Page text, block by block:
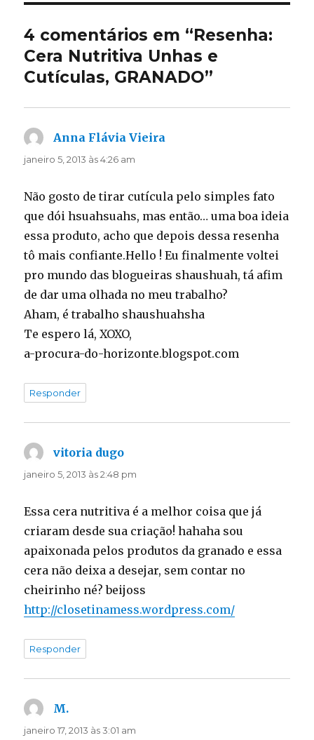
4 comentários em “Resenha:
Cera Nutritiva Unhas e
Cutículas, GRANADO”
Anna Flávia Vieira
janeiro 5, 2013 às 4:26 am
Não gosto de tirar cutícula pelo simples fato
que dói hsuahsuahs, mas então… uma boa ideia
essa produto, acho que depois dessa resenha
tô mais confiante.Hello ! Eu finalmente voltei
pro mundo das blogueiras shaushuah, tá afim
de dar uma olhada no meu trabalho?
Aham, é trabalho shaushuahsha
Te espero lá, XOXO,
a-procura-do-horizonte.blogspot.com
Responder
vitoria dugo
janeiro 5, 2013 às 2:48 pm
Essa cera nutritiva é a melhor coisa que já
criaram desde sua criação! hahaha sou
apaixonada pelos produtos da granado e essa
cera não deixa a desejar, sem contar no
cheirinho né? beijoss
http://closetinamess.wordpress.com/
Responder
M.
janeiro 17, 2013 às 3:01 am